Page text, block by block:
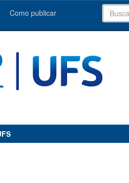
Como publicar